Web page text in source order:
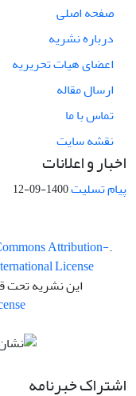
صفحه اصلی
درباره نشریه
اعضای هیات تحریریه
ارسال مقاله
تماس با ما
نقشه سایت
اخبار و اعلانات
پیام تسلیت1400-09-12
.This work is licensed under a
Attribution-
License
این نشریه تحت
اشتراک خبرنامه